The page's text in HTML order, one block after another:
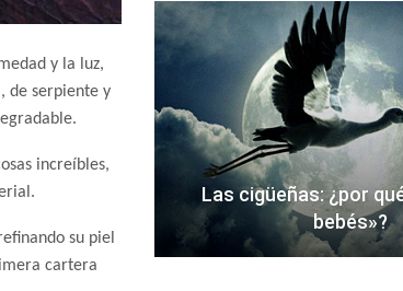
y la luz,
de serpiente y
increíbles,
su piel
cartera
Las cigüeñas: ¿por
bebés»?